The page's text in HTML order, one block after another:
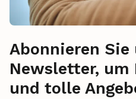
Abonnieren Sie
Newsletter, um
und tolle